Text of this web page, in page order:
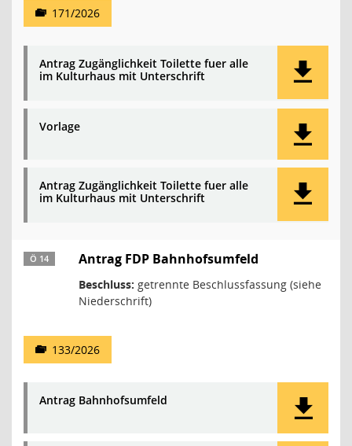
171/2026
Antrag Zugänglichkeit Toilette fuer alle
im Kulturhaus mit Unterschrift
Vorlage
Antrag Zugänglichkeit Toilette fuer alle
im Kulturhaus mit Unterschrift
Ö 14 Antrag FDP Bahnhofsumfeld
Beschluss: getrennte Beschlussfassung (siehe
Niederschrift)
133/2026
Antrag Bahnhofsumfeld